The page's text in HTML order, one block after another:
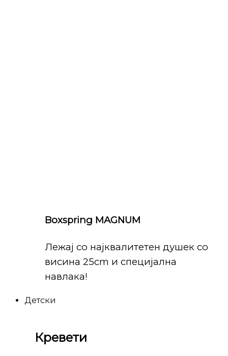
Boxspring MAGNUM
Лежај со најквалитетен душек со
висина 25cm и специјална
навлака!
Детски
Кревети